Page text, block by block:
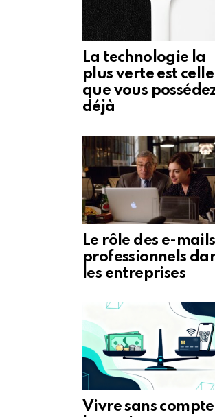
La technologie la
plus verte est celle
que vous
déjà
Le rôle des e-mails
professionnels
les entreprises
Vivre sans compte